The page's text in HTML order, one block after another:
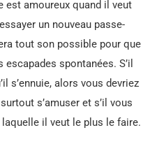
est amoureux quand il veut
un nouveau passe-
tout son possible pour que
spontanées. S’il
s’ennuie, alors vous devriez
s’amuser et s’il vous
il veut le plus le faire.